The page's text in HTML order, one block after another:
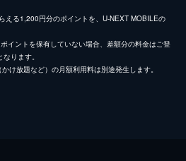
える1,200円分のポイントを、U-NEXT MOBILEの
イントを保有していない場合、差額分の料金はご登
ります。
け放題など）の月額利用料は別途発生します。